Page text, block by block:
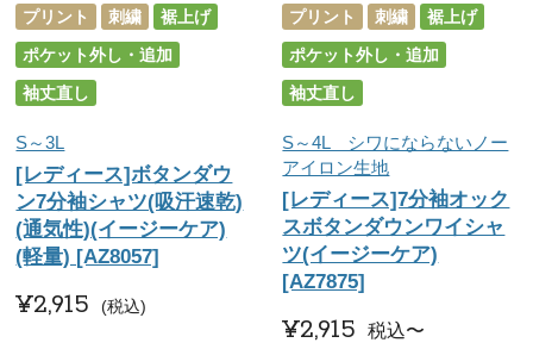
プリント 刺繍
裾上げ
ポケット外し・追加
袖丈直し
S～3L
[レディース]ボタンダウ
ン7分袖シャツ(吸汗速乾)
(通気性)(イージーケア)
(軽量) [AZ8057]
¥2,915 税込
プリント 刺繍
裾上げ
ポケット外し・追加
袖丈直し
S～4L シワにならないノー
アイロン生地
[レディース]7分袖オック
スボタンダウンワイシャ
ツ(イージーケア)
[AZ7875]
¥2,915 税込〜